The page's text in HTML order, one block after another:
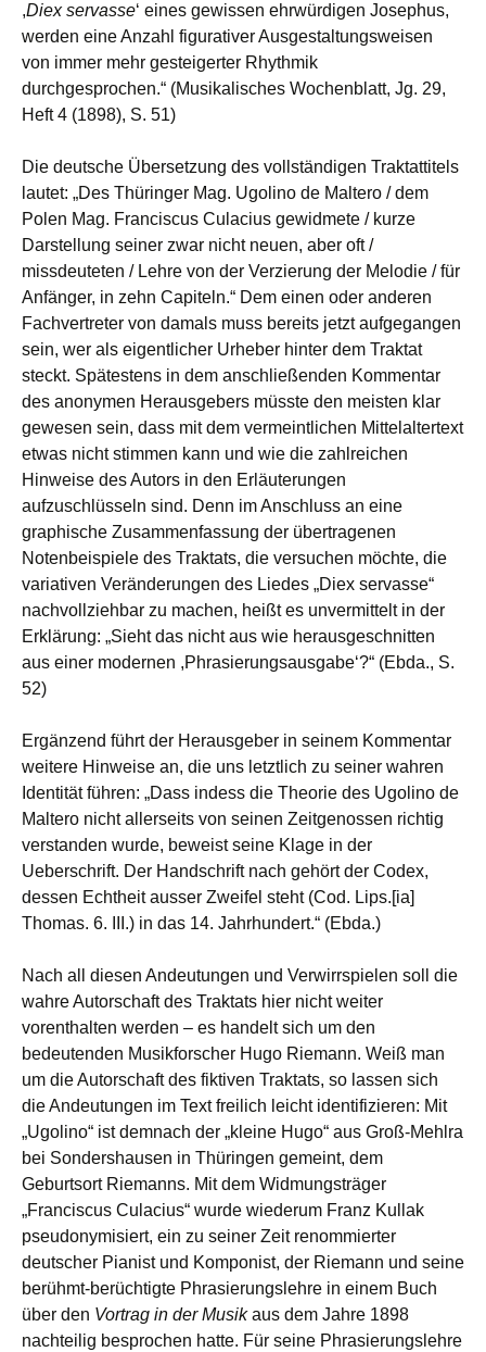
,Diex servasse‘ eines gewissen ehrwürdigen Josephus,
werden eine Anzahl figurativer Ausgestaltungsweisen
von immer mehr gesteigerter Rhythmik
durchgesprochen.“ (Musikalisches Wochenblatt, Jg. 29,
Heft 4 (1898), S. 51)
Die deutsche Übersetzung des vollständigen Traktattitels
lautet: „Des Thüringer Mag. Ugolino de Maltero / dem
Polen Mag. Franciscus Culacius gewidmete / kurze
Darstellung seiner zwar nicht neuen, aber oft /
missdeuteten / Lehre von der Verzierung der Melodie / für
Anfänger, in zehn Capiteln.“ Dem einen oder anderen
Fachvertreter von damals muss bereits jetzt aufgegangen
sein, wer als eigentlicher Urheber hinter dem Traktat
steckt. Spätestens in dem anschließenden Kommentar
des anonymen Herausgebers müsste den meisten klar
gewesen sein, dass mit dem vermeintlichen Mittelaltertext
etwas nicht stimmen kann und wie die zahlreichen
Hinweise des Autors in den Erläuterungen
aufzuschlüsseln sind. Denn im Anschluss an eine
graphische Zusammenfassung der übertragenen
Notenbeispiele des Traktats, die versuchen möchte, die
variativen Veränderungen des Liedes „Diex servasse“
nachvollziehbar zu machen, heißt es unvermittelt in der
Erklärung: „Sieht das nicht aus wie herausgeschnitten
aus einer modernen ,Phrasierungsausgabe‘?“ (Ebda., S.
52)
Ergänzend führt der Herausgeber in seinem Kommentar
weitere Hinweise an, die uns letztlich zu seiner wahren
Identität führen: „Dass indess die Theorie des Ugolino de
Maltero nicht allerseits von seinen Zeitgenossen richtig
verstanden wurde, beweist seine Klage in der
Ueberschrift. Der Handschrift nach gehört der Codex,
dessen Echtheit ausser Zweifel steht (Cod. Lips.[ia]
Thomas. 6. III.) in das 14. Jahrhundert.“ (Ebda.)
Nach all diesen Andeutungen und Verwirrspielen soll die
wahre Autorschaft des Traktats hier nicht weiter
vorenthalten werden – es handelt sich um den
bedeutenden Musikforscher Hugo Riemann. Weiß man
um die Autorschaft des fiktiven Traktats, so lassen sich
die Andeutungen im Text freilich leicht identifizieren: Mit
„Ugolino“ ist demnach der „kleine Hugo“ aus Groß-Mehlra
bei Sondershausen in Thüringen gemeint, dem
Geburtsort Riemanns. Mit dem Widmungsträger
„Franciscus Culacius“ wurde wiederum Franz Kullak
pseudonymisiert, ein zu seiner Zeit renommierter
deutscher Pianist und Komponist, der Riemann und seine
berühmt-berüchtigte Phrasierungslehre in einem Buch
über den Vortrag in der Musikaus dem Jahre 1898
nachteilig besprochen hatte. Für seine Phrasierungslehre